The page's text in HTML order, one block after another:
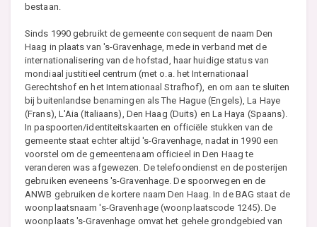
bestaan.
Sinds 1990 gebruikt de gemeente consequent de naam Den
Haag in plaats van 's-Gravenhage, mede in verband met de
internationalisering van de hofstad, haar huidige status van
mondiaal justitieel centrum (met o.a. het Internationaal
Gerechtshof en het Internationaal Strafhof), en om aan te sluiten
bij buitenlandse benamingen als The Hague (Engels), La Haye
(Frans), L'Aia (Italiaans), Den Haag (Duits) en La Haya (Spaans).
In paspoorten/identiteitskaarten en officiële stukken van de
gemeente staat echter altijd 's-Gravenhage, nadat in 1990 een
voorstel om de gemeentenaam officieel in Den Haag te
veranderen was afgewezen. De telefoondienst en de posterijen
gebruiken eveneens 's-Gravenhage. De spoorwegen en de
ANWB gebruiken de kortere naam Den Haag. In de BAG staat de
woonplaatsnaam 's-Gravenhage (woonplaatscode 1245). De
woonplaats 's-Gravenhage omvat het gehele grondgebied van